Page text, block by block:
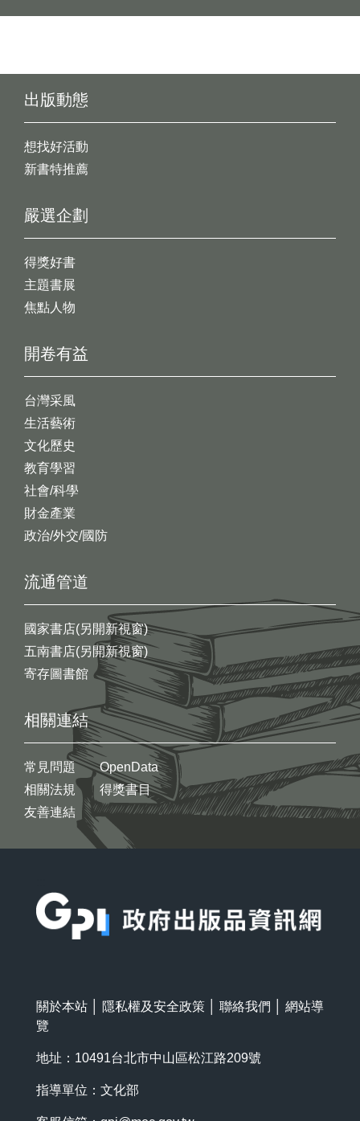
出版動態
想找好活動
新書特推薦
開卷有益
台灣采風
生活藝術
文化歷史
教育學習
社會/科學
財金產業
政治/外交/國防
嚴選企劃
得獎好書
主題書展
焦點人物
流通管道
國家書店(另開新視窗)
五南書店(另開新視窗)
寄存圖書館
相關連結
常見問題
相關法規
友善連結
OpenData
得獎書目
關於本站 隱私權及安全政策 聯絡我們
網站導
覽
地址：10491台北市中山區松江路209號
指導單位：文化部